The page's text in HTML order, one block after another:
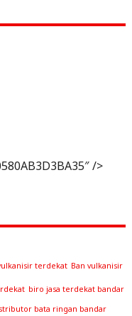
/>
terdekat Ban vulkanisir
biro jasa terdekat bandar
bata ringan bandar